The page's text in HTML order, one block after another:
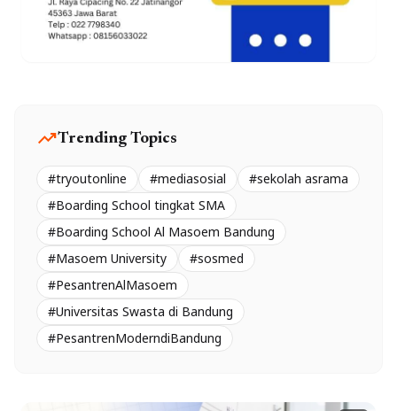
trending_upTrending Topics
#tryoutonline #mediasosial
#sekolah asrama
#Boarding School tingkat SMA
#Boarding School Al Masoem Bandung
#Masoem University
#sosmed
#PesantrenAlMasoem
#Universitas Swasta di Bandung
#PesantrenModerndiBandung